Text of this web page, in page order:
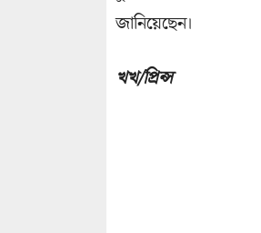
জানিয়েছেন।
খখ/প্রিন্স